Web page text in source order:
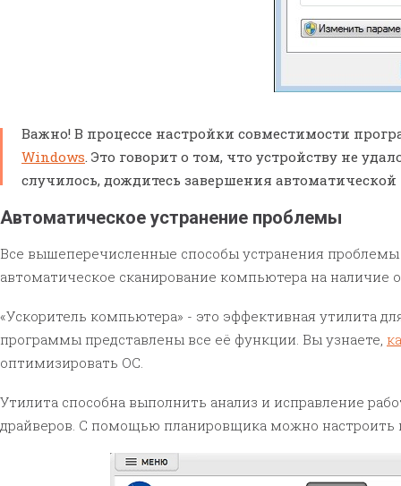
Важно! В процессе настройки совместимости
Windows. Это говорит о том, что устройству не
случилось, дождитесь завершения
Автоматическое устранение проблемы
Все вышеперечисленные способы устранения
автоматическое сканирование компьютера на наличие
«Ускоритель компьютера» - это эффективная утилита
программы представлены все её функции. Вы узнаете,
оптимизировать ОС.
Утилита способна выполнить анализ и исправление
драйверов. С помощью планировщика можно настроить